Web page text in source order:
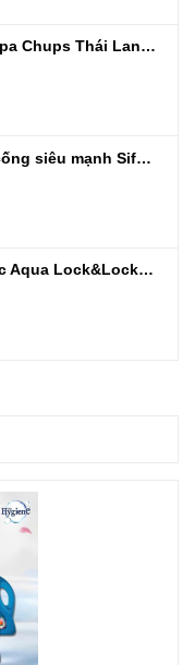
Sáp thơm phòng Chupa Chups Thái Lan 230g
Nước thông tắc cầu cống siêu mạnh Sifa 1.4kg
Bình nhựa đựng nước Aqua Lock&Lock 2.1L